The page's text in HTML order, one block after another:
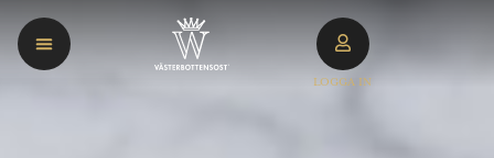
LOGGA IN